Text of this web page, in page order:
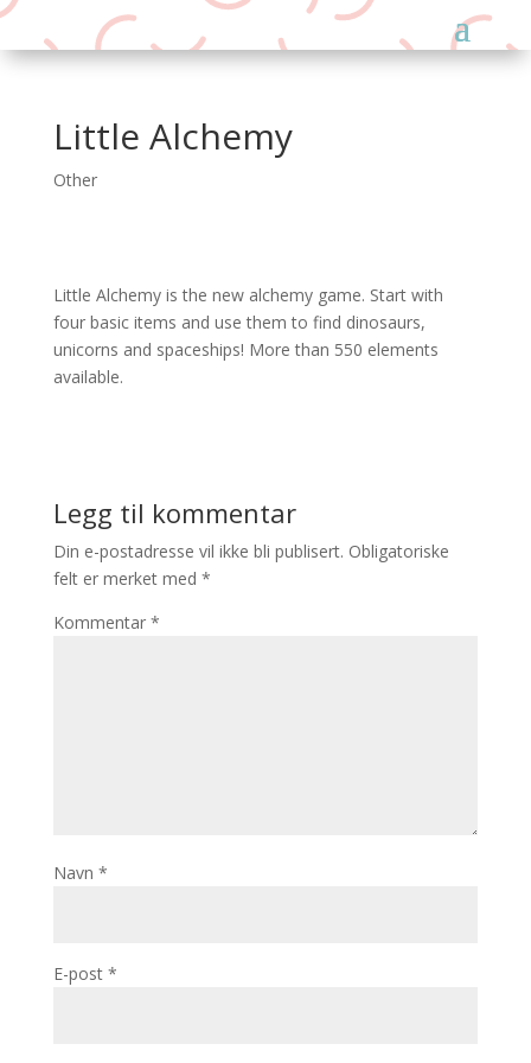
Little Alchemy
Other
Little Alchemy is the new alchemy game. Start with
four basic items and use them to find dinosaurs,
unicorns and spaceships! More than 550 elements
available.
Legg til kommentar
Din e-postadresse vil ikke bli publisert. Obligatoriske
felt er merket med *
Kommentar *
Navn *
E-post *